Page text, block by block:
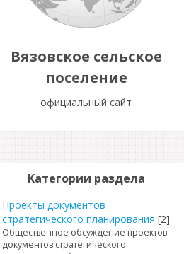
Вязовское сельское
поселение
официальный сайт
Категории раздела
Проекты документов
стратегического планирования [2]
Общественное обсуждение проектов
документов стратегического